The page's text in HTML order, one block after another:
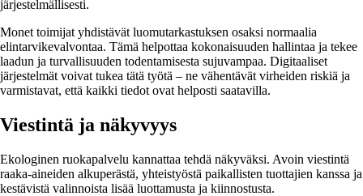
järjestelmällisesti.
Monet toimijat yhdistävät luomutarkastuksen osaksi normaalia
elintarvikevalvontaa. Tämä helpottaa kokonaisuuden hallintaa ja tekee
laadun ja turvallisuuden todentamisesta sujuvampaa. Digitaaliset
järjestelmät voivat tukea tätä työtä – ne vähentävät virheiden riskiä ja
varmistavat, että kaikki tiedot ovat helposti saatavilla.
Viestintä ja näkyvyys
Ekologinen ruokapalvelu kannattaa tehdä näkyväksi. Avoin viestintä
raaka-aineiden alkuperästä, yhteistyöstä paikallisten tuottajien kanssa ja
kestävistä valinnoista lisää luottamusta ja kiinnostusta.